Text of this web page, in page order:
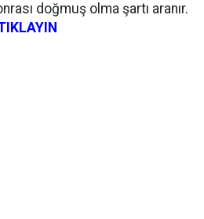
doğmuş olma şartı aranır.